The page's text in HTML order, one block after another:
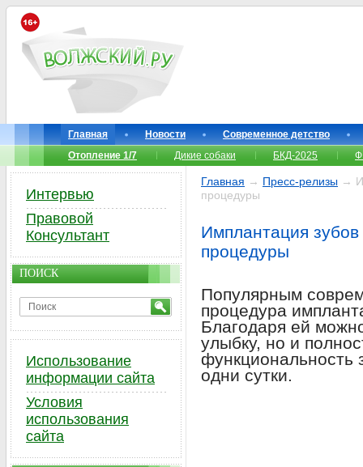
Главная Новости
Современное детство
Отопление 1/7
Дикие собаки БКД-2025
Главная → Пресс-релизы →
процедуры
Имплантация
процедуры
Популярным
процедура
Благодаря ей
улыбку, но и
функциональность
одни сутки.
Интервью
Правовой
Консультант
ПОИСК
Использование
информации сайта
Условия
использования
сайта